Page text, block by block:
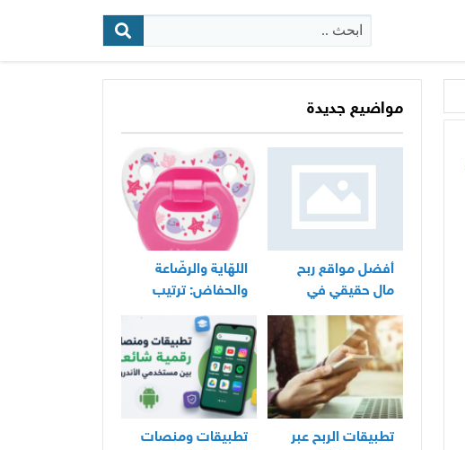
البحث:
مواضيع جديدة
أفضل مواقع ربح
مال حقيقي في
المغرب
اللهّاية والرضّاعة
والحفاض: ترتيب
عملي لأساسيات
العناية اليومية
بالرضيع
تطبيقات الربح عبر
تطبيقات ومنصات